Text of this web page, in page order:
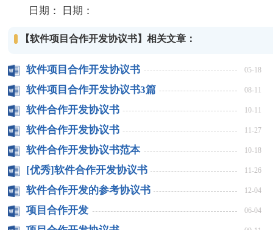
日期： 日期：
【软件项目合作开发协议书】相关文章：
软件项目合作开发协议书 05-18
软件项目合作开发协议书3篇 08-11
软件合作开发协议书 10-11
软件合作开发协议书 11-27
软件合作开发协议书范本 10-18
[优秀]软件合作开发协议书 11-26
软件合作开发的参考协议书 12-04
项目合作开发 06-04